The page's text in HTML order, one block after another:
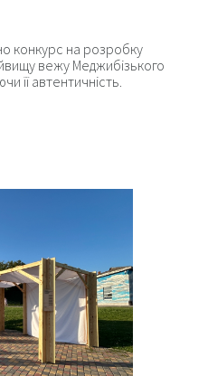
конкурс на розробку
вежу Меджибізького
її автентичність.